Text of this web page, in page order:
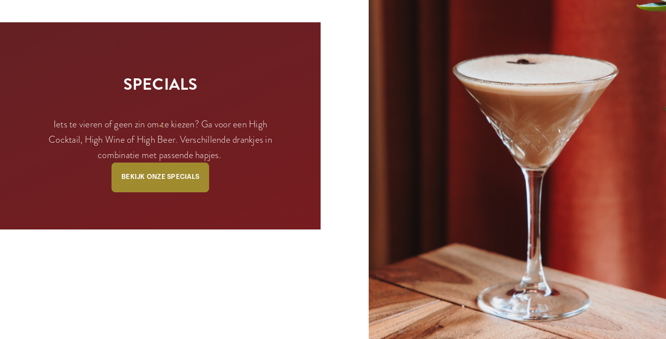
SPECIALS
Iets te vieren of geen zin om te kiezen? Ga voor een High
Cocktail, High Wine of High Beer. Verschillende drankjes in
combinatie met passende hapjes.
BEKIJK ONZE SPECIALS